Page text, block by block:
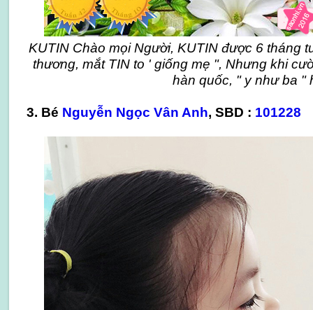
KUTIN Chào mọi Người, KUTIN được 6 tháng
thương, mắt TIN to ' giống mẹ ", Nhưng khi
hàn quốc, " y như ba "
3. Bé ​ Nguyễn Ngọc Vân Anh, SBD : 101228